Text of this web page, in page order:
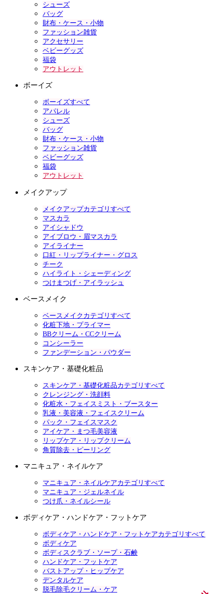
シューズ
バッグ
財布・ケース・小物
ファッション雑貨
アクセサリー
ベビーグッズ
福袋
アウトレット
ボーイズ
ボーイズすべて
アパレル
シューズ
バッグ
財布・ケース・小物
ファッション雑貨
ベビーグッズ
福袋
アウトレット
メイクアップ
メイクアップカテゴリすべて
マスカラ
アイシャドウ
アイブロウ・眉マスカラ
アイライナー
口紅・リップライナー・グロス
チーク
ハイライト・シェーディング
つけまつげ・アイラッシュ
ベースメイク
ベースメイクカテゴリすべて
化粧下地・プライマー
BBクリーム・CCクリーム
コンシーラー
ファンデーション・パウダー
スキンケア・基礎化粧品
スキンケア・基礎化粧品カテゴリすべて
クレンジング・洗顔料
化粧水・フェイスミスト・ブースター
乳液・美容液・フェイスクリーム
パック・フェイスマスク
アイケア・まつ毛美容液
リップケア・リップクリーム
角質除去・ピーリング
マニキュア・ネイルケア
マニキュア・ネイルケアカテゴリすべて
マニキュア・ジェルネイル
つけ爪・ネイルシール
ボディケア・ハンドケア・フットケア
ボディケア・ハンドケア・フットケアカテゴリすべて
ボディケア
ボディスクラブ・ソープ・石鹸
ハンドケア・フットケア
バストアップ・ヒップケア
デンタルケア
脱毛除毛クリーム・ケア